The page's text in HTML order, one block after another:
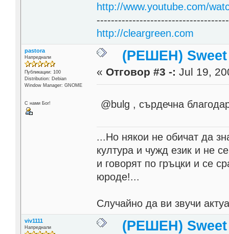
http://www.youtube.com/
http://cleargreen.com
pastora
Напреднали
Публикации: 100
Distribution: Debian
Window Manager: GNOME
С нами Бог!
(РЕШЕН) Sweet
« Отговор #3 -: Jul 19,
@bulg , сърдечна
...Но някои не обичат да
култура и чужд език и не
и говорят по гръцки и се
юроде!...
Случайно да ви звучи
viv1111
Напреднали (РЕШЕН) Sweet